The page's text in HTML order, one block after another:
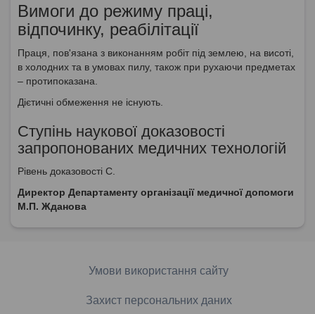
Вимоги до режиму праці,
відпочинку, реабілітації
Праця, пов'язана з виконанням робіт під землею, на висоті,
в холодних та в умовах пилу, також при рухаючи предметах
– протипоказана.
Дієтичні обмеження не існують.
Ступінь наукової доказовості
запропонованих медичних технологій
Рівень доказовості С.
Директор Департаменту організації медичної допомоги
М.П. Жданова
Умови використання сайту
Захист персональних даних